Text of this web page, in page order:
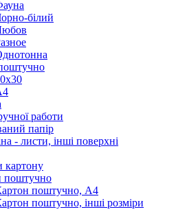
білий
работи
папір
- листи, інші поверхні
картону
поштучно
поштучно, А4
поштучно, інші розміри